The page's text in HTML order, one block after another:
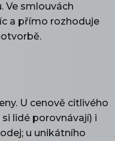
Ve smlouvách
a přímo rozhoduje
U cenově citlivého
lidé porovnávají) i
u unikátního